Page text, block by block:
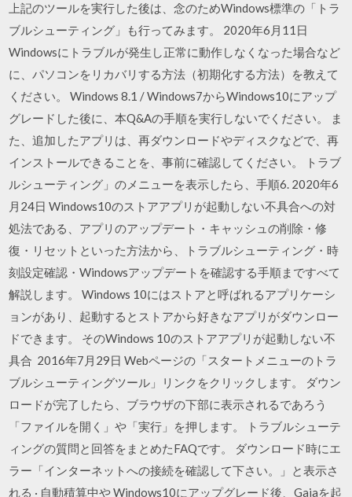
上記のツールを実行した後は、念のためWindows標準の「トラ
ブルシューティング」も行ってみます。 2020年6月11日
Windowsにトラブルが発生し正常に動作しなくなった場合など
に、パソコンをリカバリする方法（初期化する方法）を教えて
ください。 Windows 8.1 / Windows7からWindows10にアップ
グレードした後に、本Q&Aの手順を実行しないでください。 ま
た、追加したアプリは、再ダウンロードやディスクなどで、再
インストールできることを、事前に確認してください。 トラブ
ルシューティング」のメニューを表示したら、手順6. 2020年6
月24日 Windows10のストアアプリが起動しない不具合への対
処法である、アプリのアップデート・キャッシュの削除・修
復・リセットといった方法から、トラブルシューティング・時
刻設定確認・Windowsアップデートを確認する手順まですべて
解説します。 Windows 10にはストアと呼ばれるアプリケーシ
ョンがあり、起動するとストアから好きなアプリがダウンロー
ドできます。 そのWindows 10のストアアプリが起動しない不
具合 2016年7月29日 Webページの「スタートメニューのトラ
ブルシューティングツール」リンクをクリックします。 ダウン
ロードが完了したら、ブラウザの下部に表示されるであろう
「ファイルを開く」や「実行」を押します。 トラブルシューテ
ィングの質問と回答をまとめたFAQです。 ダウンロード時にエ
ラー「インターネットへの接続を確認して下さい。」と表示さ
れる · 自動積算中や Windows10にアップグレード後、Gaiaを起